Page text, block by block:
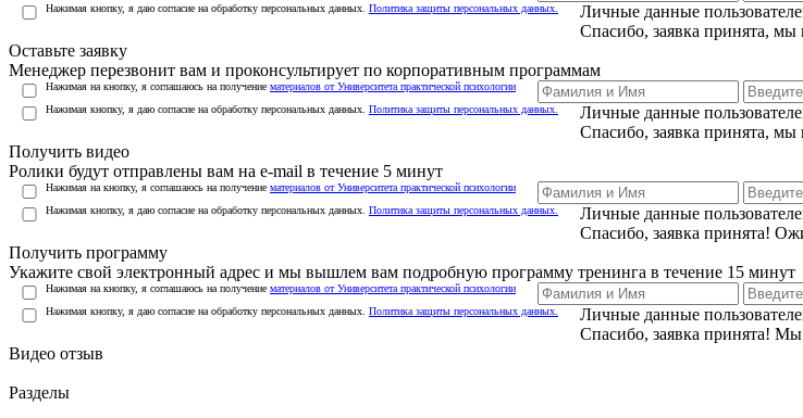
Нажимая кнопку, я даю согласие на обработку персональных данных. Политика защиты персональных данных. Личные данные
Спасибо, заявка принята,
Оставьте заявку
Менеджер перезвонит вам и проконсультирует по корпоративным программам
Нажимая на кнопку, я соглашаюсь на получение материалов от Университета практической психологии
Нажимая кнопку, я даю согласие на обработку персональных данных. Политика защиты персональных данных. Личные данные
Спасибо, заявка принята,
Получить видео
Ролики будут отправлены вам на e-mail в течение 5 минут
Нажимая на кнопку, я соглашаюсь на получение материалов от Университета практической психологии
Нажимая кнопку, я даю согласие на обработку персональных данных. Политика защиты персональных данных. Личные данные
Спасибо, заявка принята!
Получить программу
Укажите свой электронный адрес и мы вышлем вам подробную программу тренинга в течение 15 минут
Нажимая на кнопку, я соглашаюсь на получение материалов от Университета практической психологии
Нажимая кнопку, я даю согласие на обработку персональных данных. Политика защиты персональных данных. Личные данные
Спасибо, заявка принята!
Видео отзыв
Разделы